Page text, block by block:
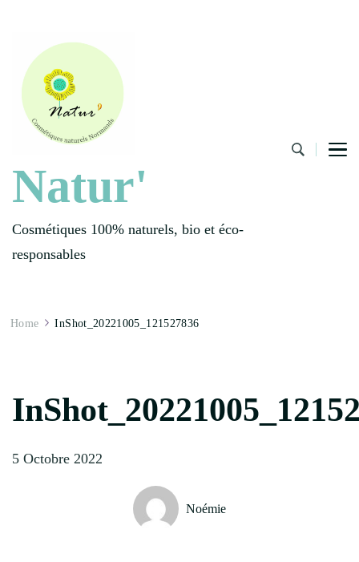
Natur'
Cosmétiques 100% naturels, bio et éco-
responsables
Home InShot_20221005_121527836
5 Octobre 2022
Noémie